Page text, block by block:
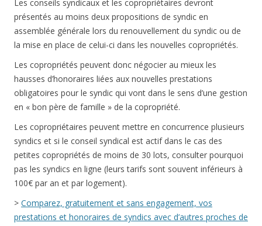
Les conseils syndicaux et les copropriétaires devront
présentés au moins deux propositions de syndic en
assemblée générale lors du renouvellement du syndic ou de
la mise en place de celui-ci dans les nouvelles copropriétés.
Les copropriétés peuvent donc négocier au mieux les
hausses d’honoraires liées aux nouvelles prestations
obligatoires pour le syndic qui vont dans le sens d’une gestion
en « bon père de famille » de la copropriété.
Les copropriétaires peuvent mettre en concurrence plusieurs
syndics et si le conseil syndical est actif dans le cas des
petites copropriétés de moins de 30 lots, consulter pourquoi
pas les syndics en ligne (leurs tarifs sont souvent inférieurs à
100€ par an et par logement).
> Comparez, gratuitement et sans engagement, vos
prestations et honoraires de syndics avec d’autres proches de